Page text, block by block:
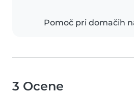
Pomoč pri domačih
3 Ocene